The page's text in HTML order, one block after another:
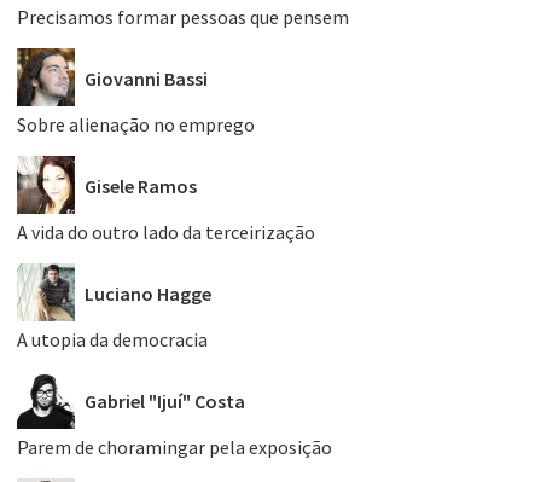
Precisamos formar pessoas que pensem
Giovanni Bassi
Sobre alienação no emprego
Gisele Ramos
A vida do outro lado da terceirização
Luciano Hagge
A utopia da democracia
Gabriel "Ijuí" Costa
Parem de choramingar pela exposição